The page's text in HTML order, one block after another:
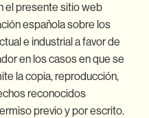
el presente sitio web
española sobre los
e industrial a favor de
en los casos en que se
la copia, reproducción,
reconocidos
previo y por escrito.